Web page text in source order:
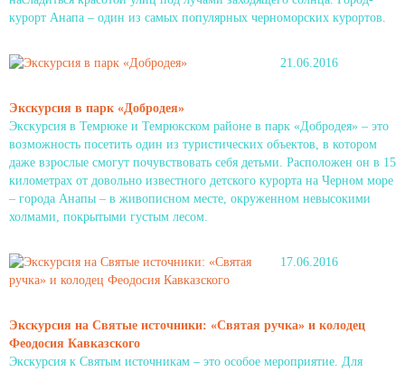
курорт Анапа – один из самых популярных черноморских курортов.
21.06.2016
Экскурсия в парк «Добродея»
Экскурсия в Темрюке и Темрюкском районе в парк «Добродея» – это
возможность посетить один из туристических объектов, в котором
даже взрослые смогут почувствовать себя детьми. Расположен он в 15
километрах от довольно известного детского курорта на Черном море
– города Анапы – в живописном месте, окруженном невысокими
холмами, покрытыми густым лесом.
17.06.2016
Экскурсия на Святые источники: «Святая ручка» и колодец
Феодосия Кавказского
Экскурсия к Святым источникам – это особое мероприятие. Для